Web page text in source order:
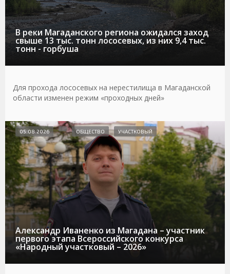
В реки Магаданского региона ожидался заход
свыше 13 тыс. тонн лососевых, из них 9,4 тыс.
тонн - горбуша
Для прохода лососевых на нерестилища в Магаданской
области изменен режим «проходных дней»
Александр Иваненко из Магадана – участник
первого этапа Всероссийского конкурса
«Народный участковый – 2026»
05.08.2026 ОБЩЕСТВО УЧАСТКОВЫЙ